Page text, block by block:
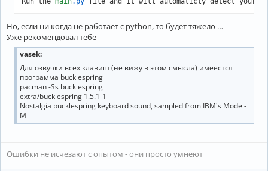
Но, если ни когда не работает с python, то будет тяжело …
Уже рекомендовал тебе
vasek:
Для озвучки всех клавиш (не вижу в этом смысла) имеестся
программа bucklespring
pacman -Ss bucklespring
extra/bucklespring 1.5.1-1
Nostalgia bucklespring keyboard sound, sampled from IBM's Model-
M
Ошибки не исчезают с опытом - они просто умнеют